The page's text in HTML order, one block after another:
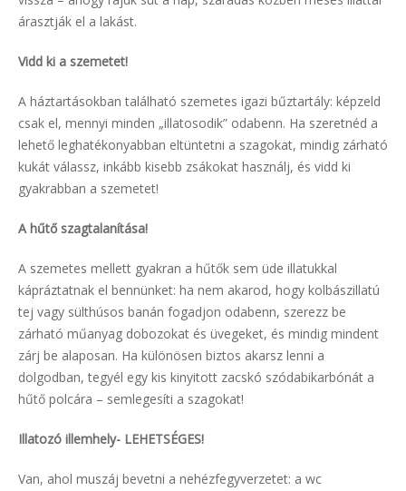
árasztják el a lakást.
Vidd ki a szemetet!
A háztartásokban található szemetes igazi bűztartály: képzeld
csak el, mennyi minden „illatosodik” odabenn. Ha szeretnéd a
lehető leghatékonyabban eltüntetni a szagokat, mindig zárható
kukát válassz, inkább kisebb zsákokat használj, és vidd ki
gyakrabban a szemetet!
A hűtő szagtalanítása!
A szemetes mellett gyakran a hűtők sem üde illatukkal
kápráztatnak el bennünket: ha nem akarod, hogy kolbászillatú
tej vagy sülthúsos banán fogadjon odabenn, szerezz be
zárható műanyag dobozokat és üvegeket, és mindig mindent
zárj be alaposan. Ha különösen biztos akarsz lenni a
dolgodban, tegyél egy kis kinyitott zacskó szódabikarbónát a
hűtő polcára – semlegesíti a szagokat!
Illatozó illemhely- LEHETSÉGES!
Van, ahol muszáj bevetni a nehézfegyverzetet: a wc